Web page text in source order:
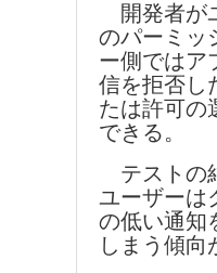
開発者が
のパーミッ
ー側ではア
信を拒否し
たは許可の
できる。
テストの
ユーザーは
の低い通知
しまう傾向